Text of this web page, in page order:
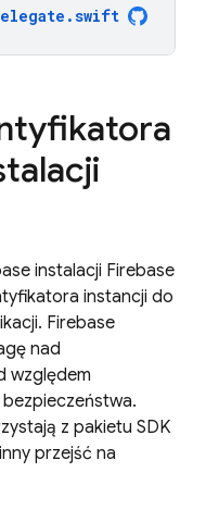
.swift
instalacji Firebase
instancji do
Firebase
nad
względem
z pakietu SDK
przejść na